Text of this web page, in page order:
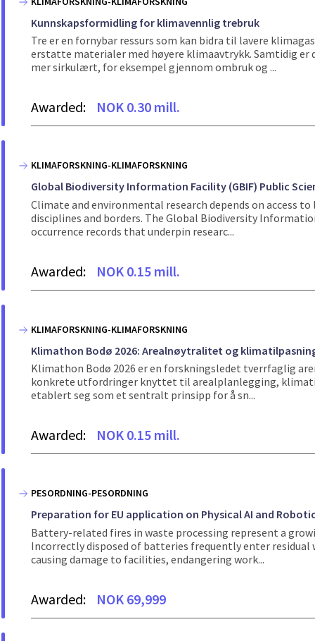
Kunnskapsformidling for klimavennlig trebruk
Tre er en fornybar ressurs som kan bidra til lavere
erstatte materialer med høyere klimaavtrykk. Samtidig er
mer sirkulært, for eksempel gjennom ombruk og ...
Awarded: NOK 0.30 mill.
KLIMAFORSKNING-KLIMAFORSKNING
Global Biodiversity Information Facility (GBIF) Public
Climate and environmental research depends on access
disciplines and borders. The Global Biodiversity
occurrence records that underpin researc...
Awarded: NOK 0.15 mill.
KLIMAFORSKNING-KLIMAFORSKNING
Klimathon Bodø 2026: Arealnøytralitet og
Klimathon Bodø 2026 er en forskningsledet tverrfaglig
konkrete utfordringer knyttet til arealplanlegging,
etablert seg som et sentralt prinsipp for å sn...
Awarded: NOK 0.15 mill.
PESORDNING-PESORDNING
Preparation for EU application on Physical AI and
Battery-related fires in waste processing represent a
Incorrectly disposed of batteries frequently enter
causing damage to facilities, endangering work...
Awarded: NOK 69,999